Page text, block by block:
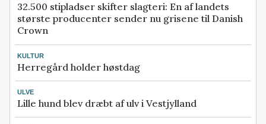
32.500 stipladser skifter slagteri: En af landets
største producenter sender nu grisene til Danish
Crown
KULTUR
Herregård holder høstdag
ULVE
Lille hund blev dræbt af ulv i Vestjylland